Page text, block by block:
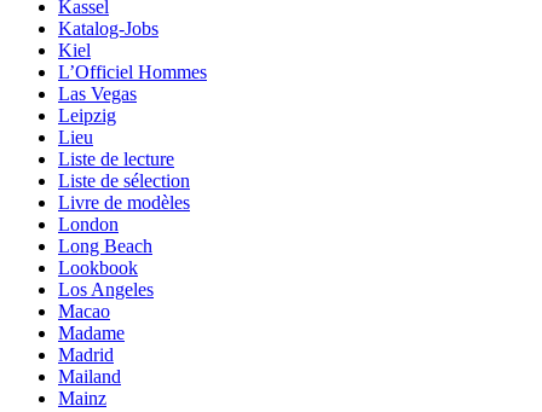
Kassel
Katalog-Jobs
Kiel
L’Officiel Hommes
Las Vegas
Leipzig
Lieu
Liste de lecture
Liste de sélection
Livre de modèles
London
Long Beach
Lookbook
Los Angeles
Macao
Madame
Madrid
Mailand
Mainz